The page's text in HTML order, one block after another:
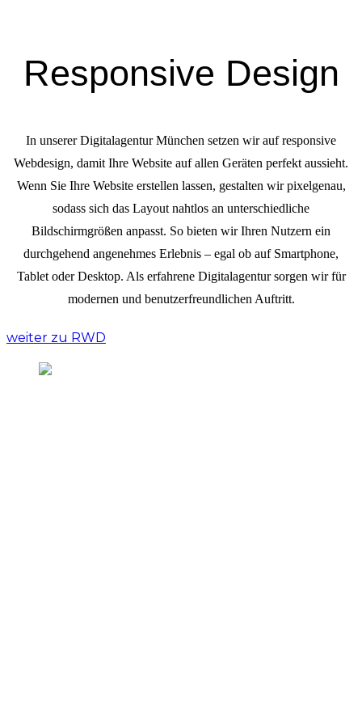
Responsive Design
In unserer Digitalagentur München setzen wir auf responsive
Webdesign, damit Ihre Website auf allen Geräten perfekt aussieht.
Wenn Sie Ihre Website erstellen lassen, gestalten wir pixelgenau,
sodass sich das Layout nahtlos an unterschiedliche
Bildschirmgrößen anpasst. So bieten wir Ihren Nutzern ein
durchgehend angenehmes Erlebnis – egal ob auf Smartphone,
Tablet oder Desktop. Als erfahrene Digitalagentur sorgen wir für
modernen und benutzerfreundlichen Auftritt.
weiter zu RWD